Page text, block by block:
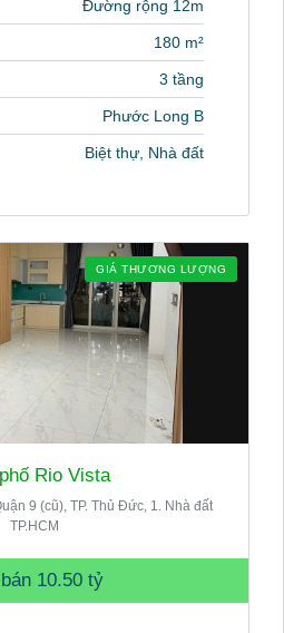
Đường rộng 12m
180 m²
3 tầng
Phước Long B
Biệt thự, Nhà đất
GIÁ THƯƠNG LƯỢNG
Rio Vista
9 (cũ), TP. Thủ Đức, 1. Nhà đất
TP.HCM
10.50 tỷ